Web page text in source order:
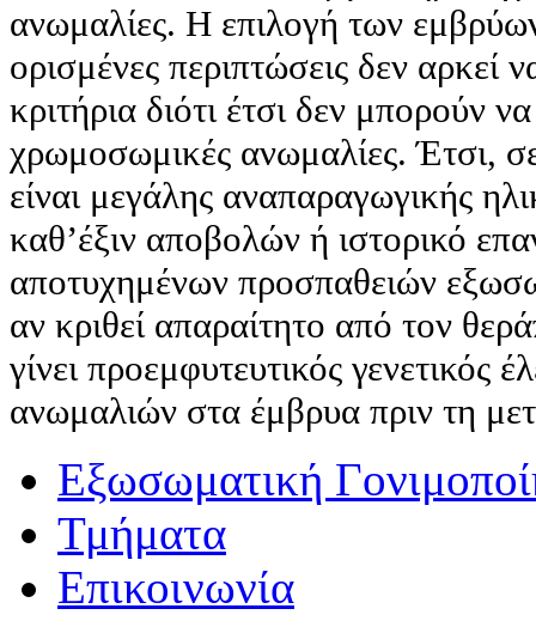
ανωμαλίες. Η επιλογή των
ορισμένες περιπτώσεις δεν αρκεί
κριτήρια διότι έτσι δεν μπορούν
χρωμοσωμικές ανωμαλίες. Έτσι,
είναι μεγάλης αναπαραγωγικής
καθ’έξιν αποβολών ή ιστορικό
αποτυχημένων προσπαθειών
αν κριθεί απαραίτητο από τον
γίνει προεμφυτευτικός γενετικός
ανωμαλιών στα έμβρυα πριν τη
Εξωσωματική
Τμήματα
Επικοινωνία